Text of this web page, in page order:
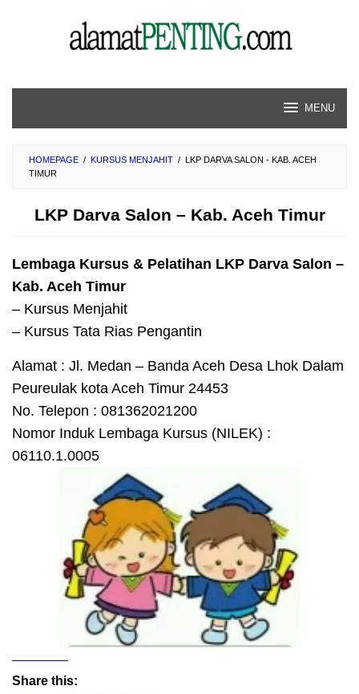
MENU
HOMEPAGE / KURSUS MENJAHIT / LKP DARVA SALON - KAB. ACEH
TIMUR
LKP Darva Salon – Kab. Aceh Timur
Lembaga Kursus & Pelatihan LKP Darva Salon –
Kab. Aceh Timur
– Kursus Menjahit
– Kursus Tata Rias Pengantin
Alamat : Jl. Medan – Banda Aceh Desa Lhok Dalam
Peureulak kota Aceh Timur 24453
No. Telepon : 081362021200
Nomor Induk Lembaga Kursus (NILEK) :
06110.1.0005
Share this: